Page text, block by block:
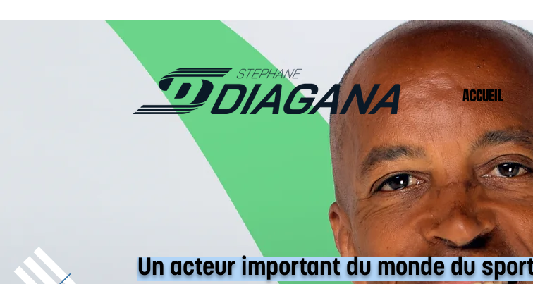
ACCUEIL
Un acteur important du monde du